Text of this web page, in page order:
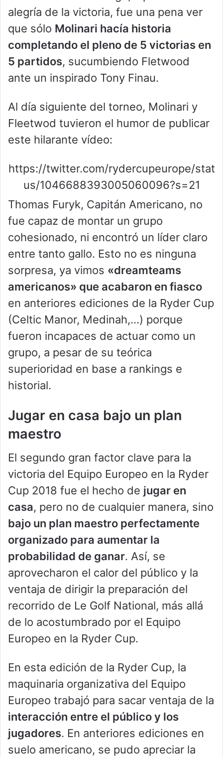
alegría de la victoria, fue una pena ver
que sólo Molinari hacía historia
completando el pleno de 5 victorias en
5 partidos, sucumbiendo Fletwood
ante un inspirado Tony Finau.
Al día siguiente del torneo, Molinari y
Fleetwod tuvieron el humor de publicar
este hilarante vídeo:
https://twitter.com/rydercupeurope/stat
us/1046688393005060096?s=21
Thomas Furyk, Capitán Americano, no
fue capaz de montar un grupo
cohesionado, ni encontró un líder claro
entre tanto gallo. Esto no es ninguna
sorpresa, ya vimos «dreamteams
americanos» que acabaron en fiasco
en anteriores ediciones de la Ryder Cup
(Celtic Manor, Medinah,…) porque
fueron incapaces de actuar como un
grupo, a pesar de su teórica
superioridad en base a rankings e
historial.
Jugar en casa bajo un plan
maestro
El segundo gran factor clave para la
victoria del Equipo Europeo en la Ryder
Cup 2018 fue el hecho de jugar en
casa, pero no de cualquier manera, sino
bajo un plan maestro perfectamente
organizado para aumentar la
probabilidad de ganar. Así, se
aprovecharon el calor del público y la
ventaja de dirigir la preparación del
recorrido de Le Golf National, más allá
de lo acostumbrado por el Equipo
Europeo en la Ryder Cup.
En esta edición de la Ryder Cup, la
maquinaria organizativa del Equipo
Europeo trabajó para sacar ventaja de la
interacción entre el público y los
jugadores. En anteriores ediciones en
suelo americano, se pudo apreciar la